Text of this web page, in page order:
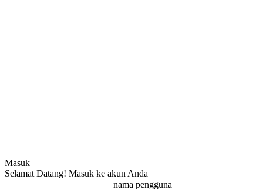
Masuk
Selamat Datang! Masuk ke akun Anda
nama pengguna